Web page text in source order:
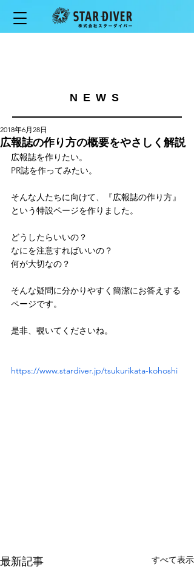
NEWS
広報誌の作り方の概要をやさしく解説
2018年6月28日
広報誌を作りたい。
PR誌を作ってみたい。
そんな人たちに向けて、『広報誌の作り方』
という特設ページを作りました。
どうしたらいいの？
なにを注意すればいいの？
何が大切なの？
そんな疑問に分かりやすく簡潔にお答えする
ページです。
是非、覗いてくださいね。
https://www.stardiver.jp/tsukurikata-kohoshi
最新記事 すべて表示